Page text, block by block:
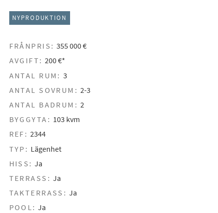
NYPRODUKTION
FRÅNPRIS: 355 000 €
AVGIFT: 200 €*
ANTAL RUM: 3
ANTAL SOVRUM: 2-3
ANTAL BADRUM: 2
BYGGYTA: 103 kvm
REF: 2344
TYP: Lägenhet
HISS: Ja
TERRASS: Ja
TAKTERRASS: Ja
POOL: Ja